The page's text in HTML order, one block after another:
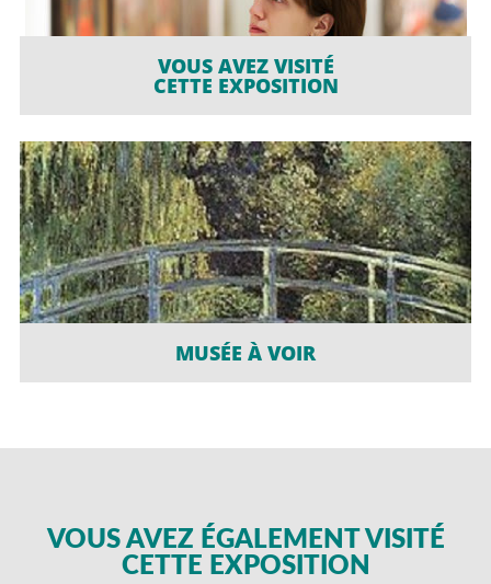
VOUS AVEZ VISITÉ
CETTE EXPOSITION
MUSÉE À VOIR
VOUS AVEZ ÉGALEMENT VISITÉ
CETTE EXPOSITION